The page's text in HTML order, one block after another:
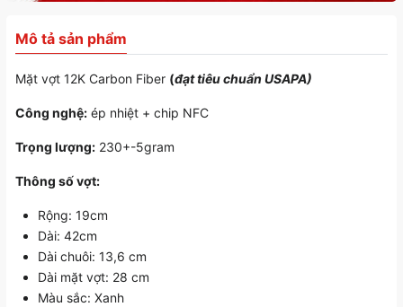
Mô tả sản phẩm
Mặt vợt 12K Carbon Fiber (đạt tiêu chuẩn USAPA)
Công nghệ: ép nhiệt + chip NFC
Trọng lượng: 230+-5gram
Thông số vợt:
Rộng: 19cm
Dài: 42cm
Dài chuôi: 13,6 cm
Dài mặt vợt: 28 cm
Màu sắc: Xanh